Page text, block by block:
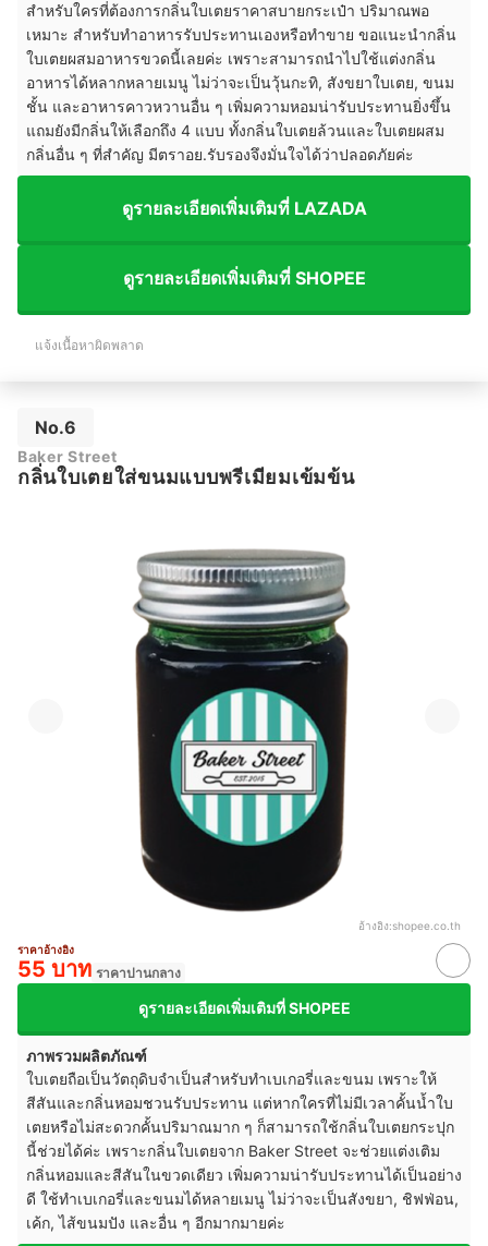
สำหรับใครที่ต้องการกลิ่นใบเตยราคาสบายกระเป๋า ปริมาณพอ
เหมาะ สำหรับทำอาหารรับประทานเองหรือทำขาย ขอแนะนำกลิ่น
ใบเตยผสมอาหารขวดนี้เลยค่ะ เพราะสามารถนำไปใช้แต่งกลิ่น
อาหารได้หลากหลายเมนู ไม่ว่าจะเป็นวุ้นกะทิ, สังขยาใบเตย, ขนม
ชั้น และอาหารคาวหวานอื่น ๆ เพิ่มความหอมน่ารับประทานยิ่งขึ้น
แถมยังมีกลิ่นให้เลือกถึง 4 แบบ ทั้งกลิ่นใบเตยล้วนและใบเตยผสม
กลิ่นอื่น ๆ ที่สำคัญ มีตราอย.รับรองจึงมั่นใจได้ว่าปลอดภัยค่ะ
ดูรายละเอียดเพิ่มเติมที่ LAZADA
ดูรายละเอียดเพิ่มเติมที่ SHOPEE
แจ้งเนื้อหาผิดพลาด
No.6
Baker Street
กลิ่นใบเตยใส่ขนมแบบพรีเมียมเข้มข้น
อ้างอิง:shopee.co.th
ราคาอ้างอิง
55 บาท ราคาปานกลาง
ดูรายละเอียดเพิ่มเติมที่ SHOPEE
ภาพรวมผลิตภัณฑ์
ใบเตยถือเป็นวัตถุดิบจำเป็นสำหรับทำเบเกอรี่และขนม เพราะให้
สีสันและกลิ่นหอมชวนรับประทาน แต่หากใครที่ไม่มีเวลาคั้นน้ำใบ
เตยหรือไม่สะดวกคั้นปริมาณมาก ๆ ก็สามารถใช้กลิ่นใบเตยกระปุก
นี้ช่วยได้ค่ะ เพราะกลิ่นใบเตยจาก Baker Street จะช่วยแต่งเติม
กลิ่นหอมและสีสันในขวดเดียว เพิ่มความน่ารับประทานได้เป็นอย่าง
ดี ใช้ทำเบเกอรี่และขนมได้หลายเมนู ไม่ว่าจะเป็นสังขยา, ชิฟฟ่อน,
เค้ก, ไส้ขนมปัง และอื่น ๆ อีกมากมายค่ะ